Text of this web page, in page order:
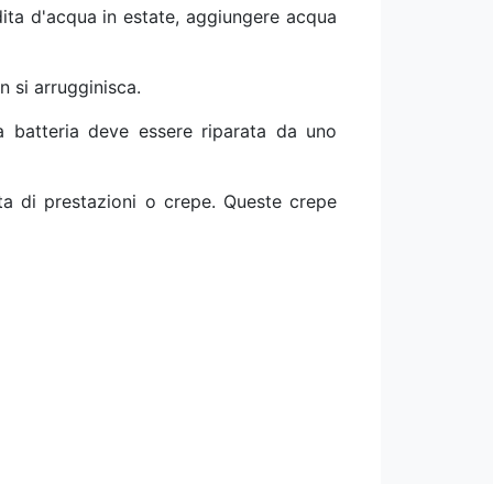
d'acqua in estate, aggiungere acqua
si arrugginisca.
deve essere riparata da uno
di prestazioni o crepe. Queste crepe